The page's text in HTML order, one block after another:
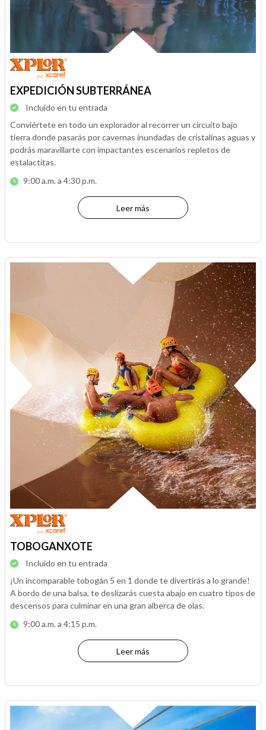
EXPEDICIÓN SUBTERRÁNEA
Incluido en tu entrada
Conviértete en todo un explorador al recorrer un circuito bajo
tierra donde pasarás por cavernas inundadas de cristalinas aguas y
podrás maravillarte con impactantes escenarios repletos de
estalactitas.
9:00 a.m. a 4:30 p.m.
Leer más
TOBOGANXOTE
Incluido en tu entrada
¡Un incomparable tobogán 5 en 1 donde te divertirás a lo grande!
A bordo de una balsa, te deslizarás cuesta abajo en cuatro tipos de
descensos para culminar en una gran alberca de olas.
9:00 a.m. a 4:15 p.m.
Leer más